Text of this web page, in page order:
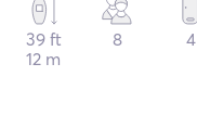
39 ft
12 m
8 4